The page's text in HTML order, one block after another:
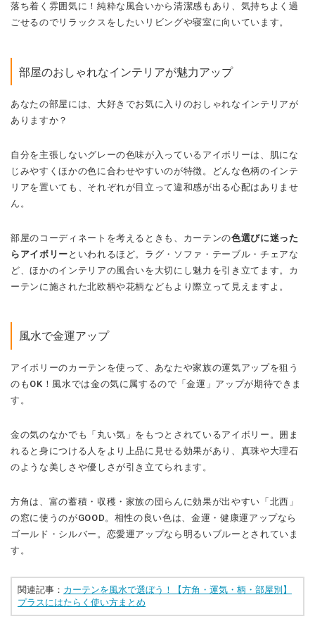
落ち着く雰囲気に！純粋な風合いから清潔感もあり、気持ちよく過
ごせるのでリラックスをしたいリビングや寝室に向いています。
部屋のおしゃれなインテリアが魅力アップ
あなたの部屋には、大好きでお気に入りのおしゃれなインテリアが
ありますか？
自分を主張しないグレーの色味が入っているアイボリーは、肌にな
じみやすくほかの色に合わせやすいのが特徴。どんな色柄のインテ
リアを置いても、それぞれが目立って違和感が出る心配はありませ
ん。
部屋のコーディネートを考えるときも、カーテンの色選びに迷った
らアイボリー といわれるほど。ラグ・ソファ・テーブル・チェアな
ど、ほかのインテリアの風合いを大切にし魅力を引き立てます。カ
ーテンに施された北欧柄や花柄などもより際立って見えますよ。
風水で金運アップ
アイボリーのカーテンを使って、あなたや家族の運気アップを狙う
のもOK！風水では金の気に属するので「金運」アップが期待できま
す。
金の気のなかでも「丸い気」をもつとされているアイボリー。囲ま
れると身につける人をより上品に見せる効果があり、真珠や大理石
のような美しさや優しさが引き立てられます。
方角は、富の蓄積・収穫・家族の団らんに効果が出やすい「北西」
の窓に使うのがGOOD。相性の良い色は、金運・健康運アップなら
ゴールド・シルバー。恋愛運アップなら明るいブルーとされていま
す。
関連記事： カーテンを風水で選ぼう！【方角・運気・柄・部屋別】
プラスにはたらく使い方まとめ